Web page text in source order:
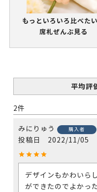
もっといろいろ比べたい
席札ぜんぶ見る
2
みにりゅう 購入者
投稿日 2022/11/05
デザインもかわいら
ができたのでよかっ